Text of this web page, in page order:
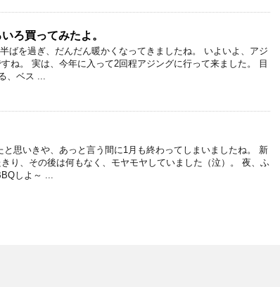
ろ買ってみたよ。
ばを過ぎ、だんだん暖かくなってきましたね。 いよいよ、アジ
ね。 実は、今年に入って2回程アジングに行って来ました。 目
、ベス ...
と思いきや、あっと言う間に1月も終わってしまいましたね。 新
り、その後は何もなく、モヤモヤしていました（泣）。 夜、ふ
しよ～ ...